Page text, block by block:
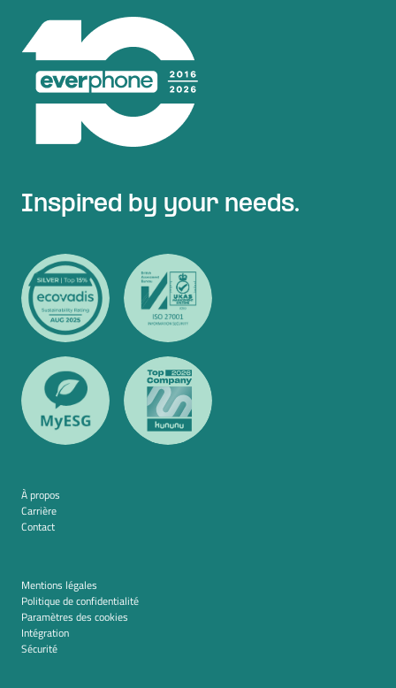
Inspired by your needs.
À propos
Carrière
Contact
Mentions légales
Politique de confidentialité
Paramètres des cookies
Intégration
Sécurité